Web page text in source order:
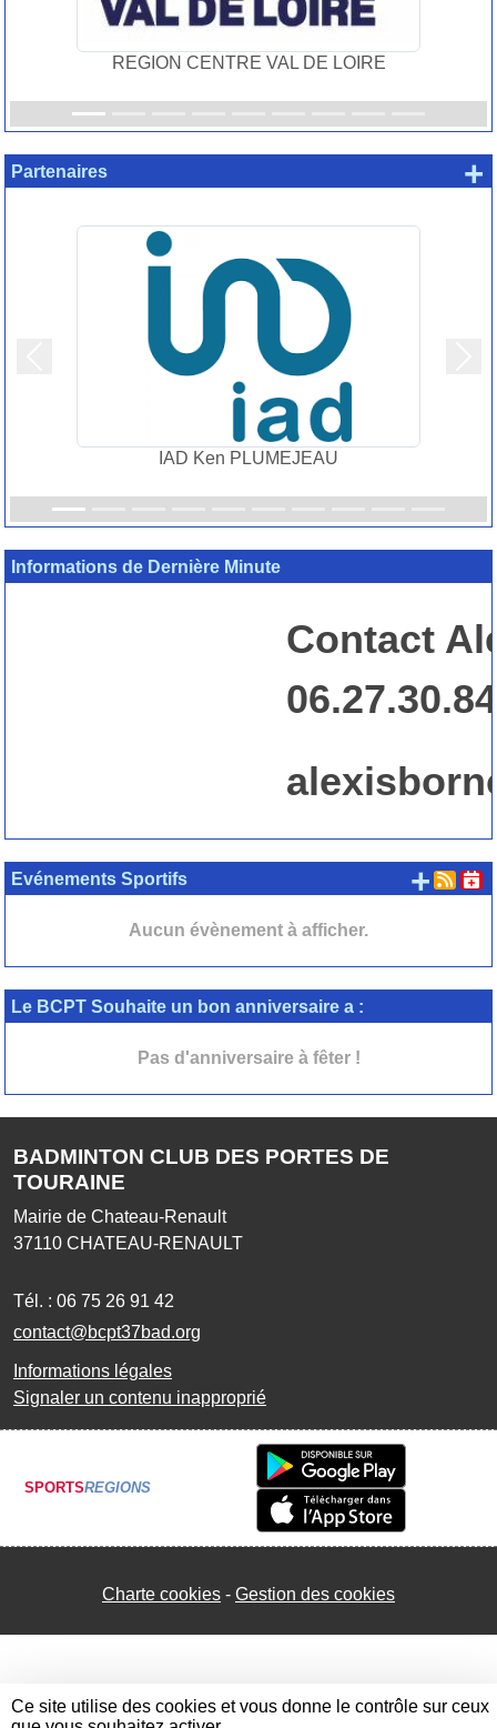
REGION CENTRE VAL DE LOIRE
Partenaires
IAD Ken PLUMEJEAU
+
Informations de Dernière Minute
Contact
Evénements Sportifs
Aucun évènement à afficher.
+
Le BCPT Souhaite un bon anniversaire a :
Pas d'anniversaire à fêter !
BADMINTON CLUB DES PORTES DE
TOURAINE
Mairie de Chateau-Renault
37110 CHATEAU-RENAULT
Tél. : 06 75 26 91 42
contact@bcpt37bad.org
Informations légales
Signaler un contenu inapproprié
SPORTSREGIONS
Charte cookies Gestion des cookies
Ce site utilise des cookies et vous donne le contrôle sur ceux